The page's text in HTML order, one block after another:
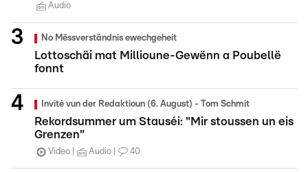
Audio
No Mëssverständnis ewechgeheit
Lottoschäi mat Millioune-Gewënn a Poubellë
fonnt
Invité vun der Redaktioun (6. August) - Tom Schmit
Rekordsummer um Stauséi: "Mir stoussen un eis
Grenzen"
Video Audio 40